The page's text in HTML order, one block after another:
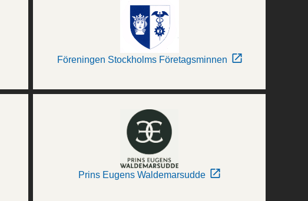
Föreningen Stockholms Företagsminnen
Prins Eugens Waldemarsudde